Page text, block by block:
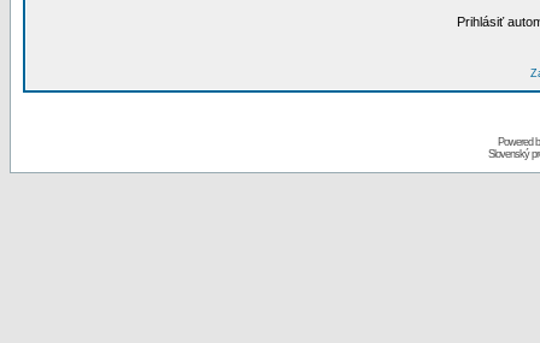
Prihlásiť
Powered
Slovenský